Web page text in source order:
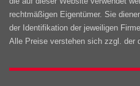
rechtmäßigen Eigentümer. Sie
der Identifikation der jeweiligen
Alle Preise verstehen sich zzgl. der